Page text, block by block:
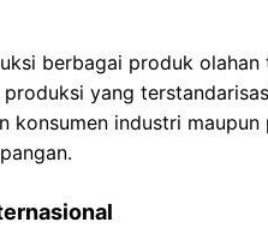
berbagai produk
yang
konsumen industri